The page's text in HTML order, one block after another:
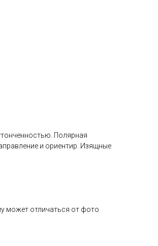
Полярная
и ориентир. Изящные
может отличаться от фото